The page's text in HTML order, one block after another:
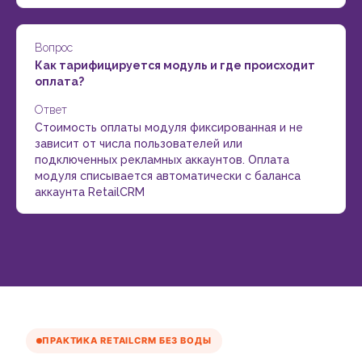
Вопрос
Как тарифицируется модуль и где происходит
оплата?
Ответ
Стоимость оплаты модуля фиксированная и не
зависит от числа пользователей или
подключенных рекламных аккаунтов. Оплата
модуля списывается автоматически с баланса
аккаунта RetailCRM
ПРАКТИКА RETAILCRM БЕЗ ВОДЫ